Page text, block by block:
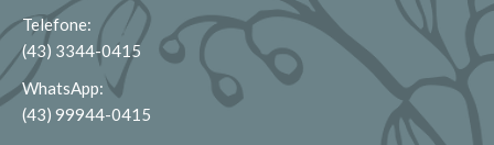
Telefone:
(43) 3344-0415
WhatsApp:
(43) 99944-0415